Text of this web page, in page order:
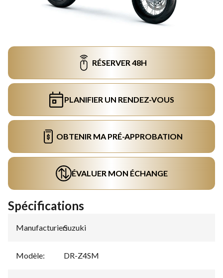
RÉSERVER 48H
PLANIFIER UN RENDEZ-VOUS
OBTENIR MA PRÉ-APPROBATION
ÉVALUER MON ÉCHANGE
Spécifications
Manufacturier:
Suzuki
Modèle: DR-Z4SM